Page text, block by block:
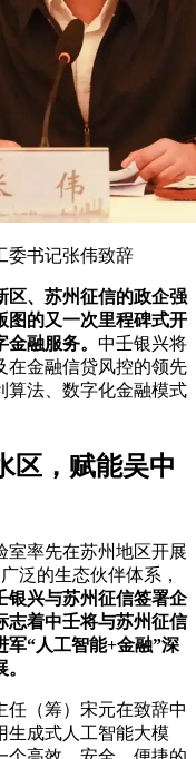
委书记张伟致辞
区、苏州征信的政企强
图的又一次里程碑式开
融服务。 中壬银兴将
在金融信贷风控的领先
算法、数字化金融模式
区，赋能吴中
室率先在苏州地区开展
泛的生态伙伴体系，
银兴与苏州征信签署企
志着中壬将与苏州征信
军“人工智能+金融”深
任（筹）宋元在致辞中
生成式人工智能大模